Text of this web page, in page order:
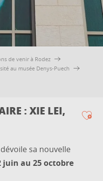
de venir à Rodez
au musée Denys-Puech
: XIE LEI,
sa nouvelle
juin au 25 octobre